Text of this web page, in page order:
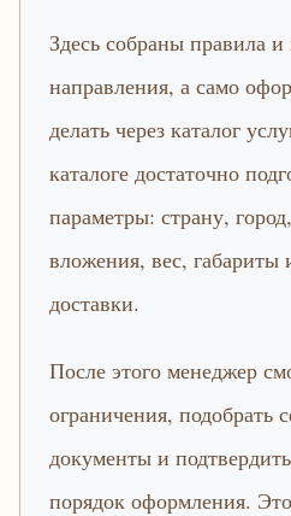
Здесь собраны правила
направления, а само
делать через каталог
каталоге достаточно
параметры: страну,
вложения, вес,
доставки.
После этого менеджер
ограничения, подобрать
документы и
порядок оформления.